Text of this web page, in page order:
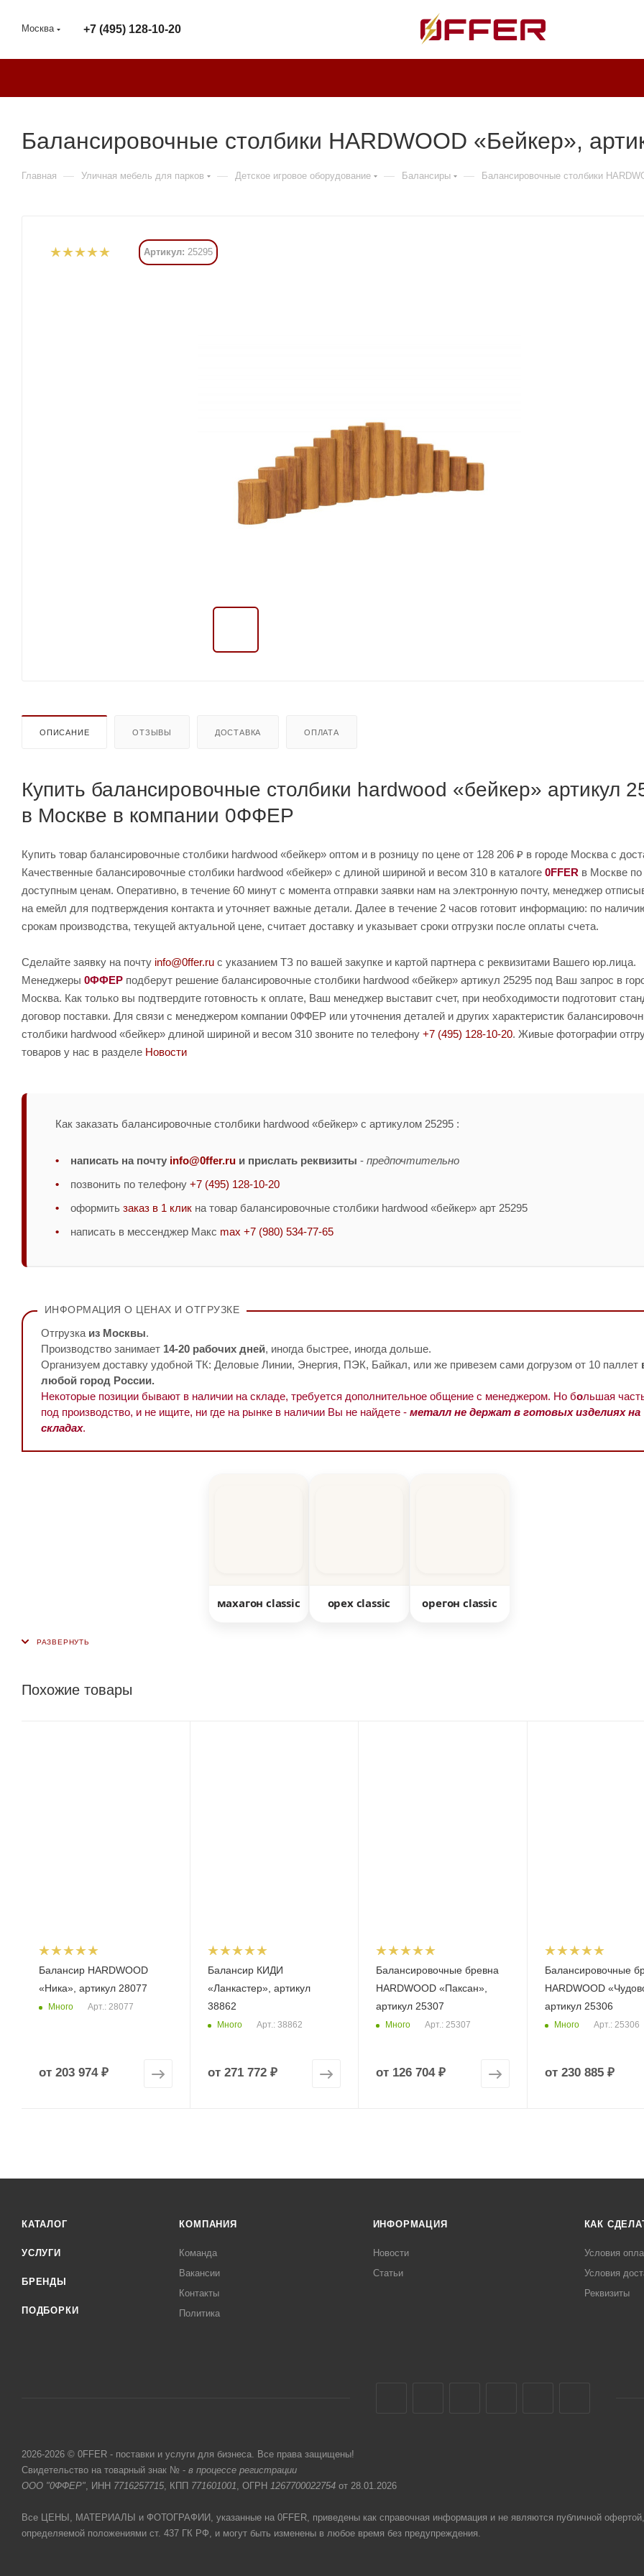
Москва +7 (495) 128-10-20
Балансировочные столбики HARDWOOD «Бейкер»,
Главная — Уличная мебель для парков — Детское игровое оборудование — Балансиры — Балансировочные столбики
Артикул: 25295
ОПИСАНИЕ ОТЗЫВЫ ДОСТАВКА ОПЛАТА
Купить балансировочные столбики hardwood «бейкер» артикул
в Москве в компании 0ФФЕР
Купить товар балансировочные столбики hardwood «бейкер» оптом и в розницу по цене от 128 206 ₽ в городе Москва с
Качественные балансировочные столбики hardwood «бейкер» с длиной шириной и весом 310 в каталоге 0FFER в Москве по
доступным ценам. Оперативно, в течение 60 минут с момента отправки заявки нам на электронную почту, менеджер
на емейл для подтверждения контакта и уточняет важные детали. Далее в течение 2 часов готовит информацию: по
срокам производства, текущей актуальной цене, считает доставку и указывает сроки отгрузки после оплаты счета.
Сделайте заявку на почту info@0ffer.ru с указанием ТЗ по вашей закупке и картой партнера с реквизитами Вашего юр.лица.
Менеджеры 0ФФЕР подберут решение балансировочные столбики hardwood «бейкер» артикул 25295 под Ваш запрос в
Москва. Как только вы подтвердите готовность к оплате, Ваш менеджер выставит счет, при необходимости подготовит
договор поставки. Для связи с менеджером компании 0ФФЕР или уточнения деталей и других характеристик
столбики hardwood «бейкер» длиной шириной и весом 310 звоните по телефону +7 (495) 128-10-20. Живые фотографии
товаров у нас в разделе Новости
Как заказать балансировочные столбики hardwood «бейкер» с артикулом 25295 :
написать на почту info@0ffer.ru и прислать реквизиты - предпочтительно
позвонить по телефону +7 (495) 128-10-20
оформить заказ в 1 клик на товар балансировочные столбики hardwood «бейкер» арт 25295
написать в мессенджер Макс max +7 (980) 534-77-65
ИНФОРМАЦИЯ О ЦЕНАХ И ОТГРУЗКЕ
Отгрузка из Москвы.
Производство занимает 14-20 рабочих дней, иногда быстрее, иногда дольше.
Организуем доставку удобной ТК: Деловые Линии, Энергия, ПЭК, Байкал, или же привезем сами догрузом от 10 паллет
любой город России.
Некоторые позиции бывают в наличии на складе, требуется дополнительное общение с менеджером. Но большая
под производство, и не ищите, ни где на рынке в наличии Вы не найдете - металл не держат в готовых изделиях на
складах.
махагон classic орех classic орегон classic
Похожие товары
Балансир HARDWOOD
«Ника», артикул 28077
Много Арт.: 28077
от 203 974 ₽
Балансир КИДИ
«Ланкастер», артикул
38862
Много Арт.: 38862
от 271 772 ₽
Балансировочные бревна
HARDWOOD «Паксан»,
артикул 25307
Много Арт.: 25307
от 126 704 ₽
Балансировочные
HARDWOOD
артикул 25306
Много Арт.: 25306
от 230 885 ₽
КАТАЛОГ
УСЛУГИ
БРЕНДЫ
ПОДБОРКИ
КОМПАНИЯ
Команда
Вакансии
Контакты
Политика
ИНФОРМАЦИЯ
Новости
Статьи
КАК
Условия
Условия
Реквизиты
2026-2026 © 0FFER - поставки и услуги для бизнеса. Все права защищены!
Свидетельство на товарный знак № - в процессе регистрации
ООО "0ФФЕР", ИНН 7716257715, КПП 771601001, ОГРН 1267700022754 от 28.01.2026
Все ЦЕНЫ, МАТЕРИАЛЫ и ФОТОГРАФИИ, указанные на 0FFER, приведены как справочная информация и не являются публичной офертой,
определяемой положениями ст. 437 ГК РФ, и могут быть изменены в любое время без предупреждения.